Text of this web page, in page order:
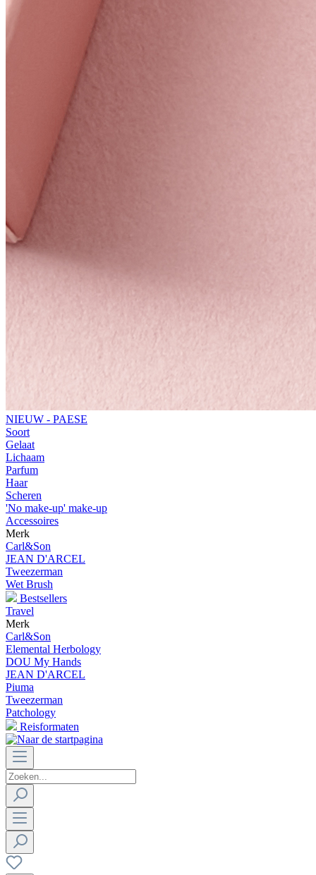
NIEUW - PAESE
Soort
Gelaat
Lichaam
Parfum
Haar
Scheren
'No make-up' make-up
Accessoires
Merk
Carl&Son
JEAN D'ARCEL
Tweezerman
Wet Brush
Bestsellers
Travel
Merk
Carl&Son
Elemental Herbology
DOU My Hands
JEAN D'ARCEL
Piuma
Tweezerman
Patchology
Reisformaten